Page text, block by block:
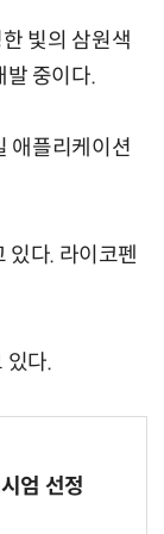
빛의 삼원색
발 중이다.
애플리케이션
있다. 라이코펜
있다.
엄 선정